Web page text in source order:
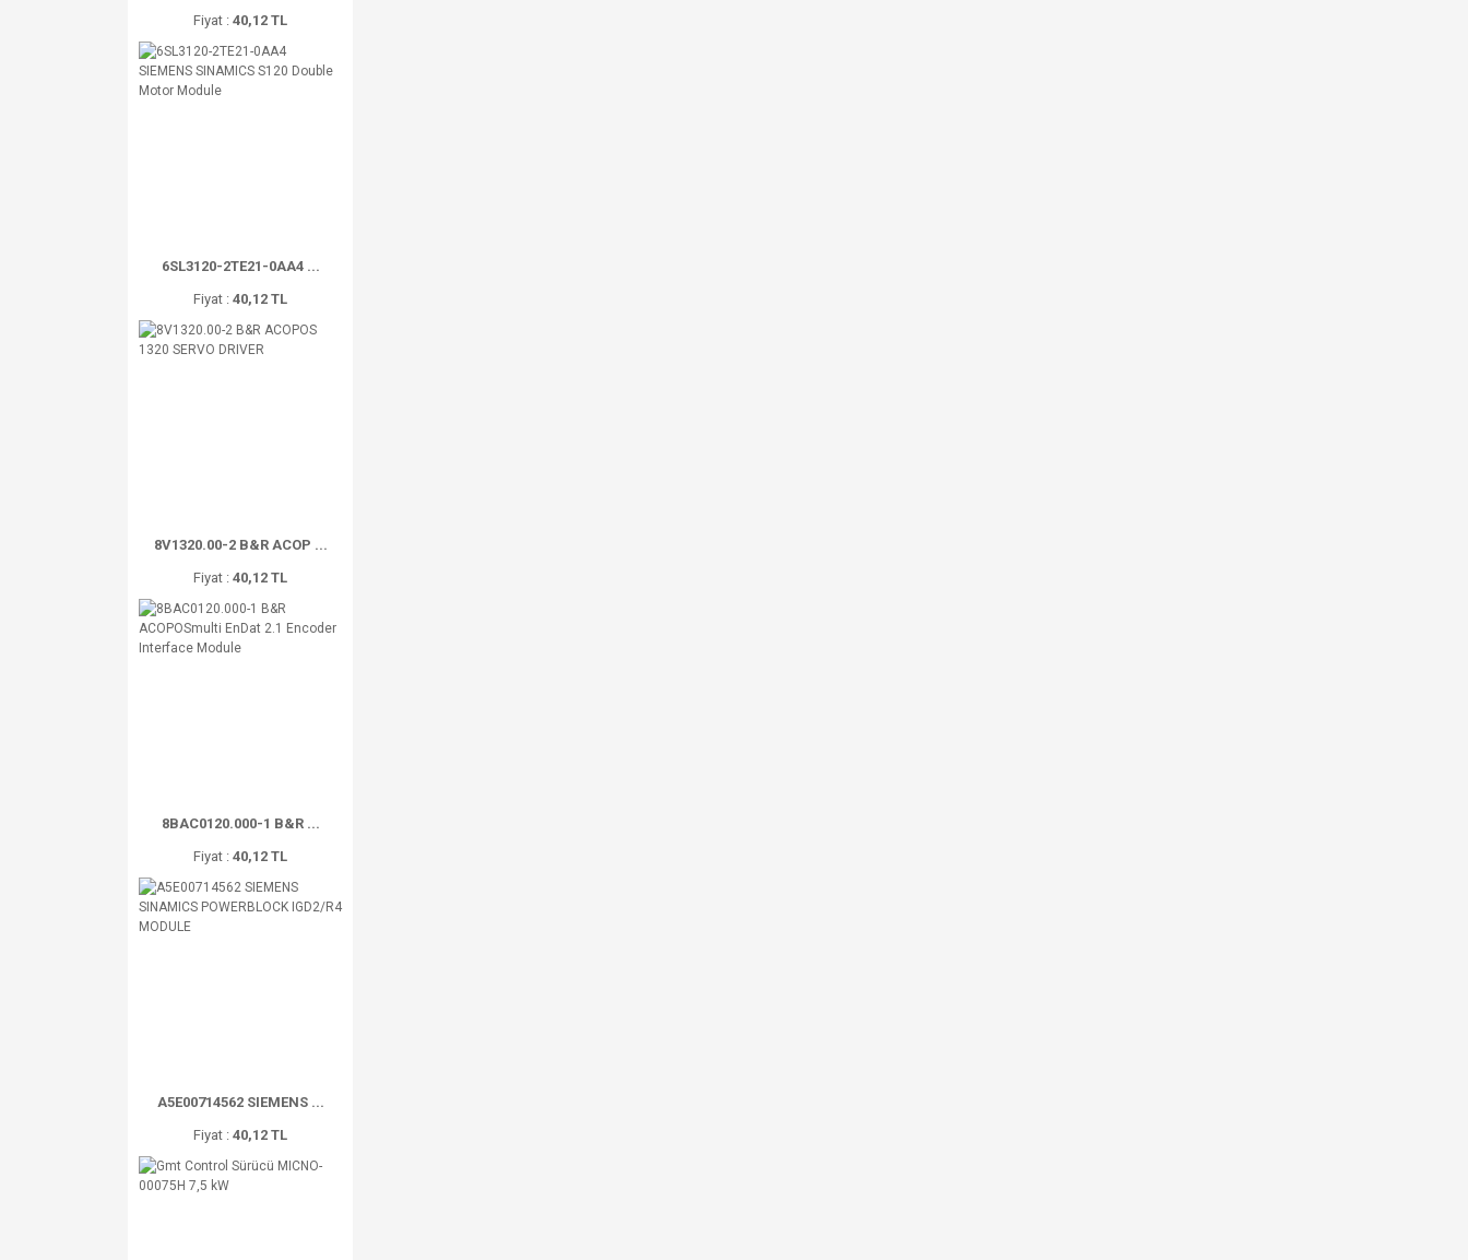
Fiyat : 40,12 TL
6SL3120-2TE21-0AA4 ...
Fiyat : 40,12 TL
8V1320.00-2 B&R ACOP ...
Fiyat : 40,12 TL
8BAC0120.000-1 B&R ...
Fiyat : 40,12 TL
A5E00714562 SIEMENS ...
Fiyat : 40,12 TL